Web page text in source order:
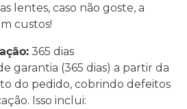
lentes, caso não goste, a
custos!
365 dias
garantia (365 dias) a partir da
do pedido, cobrindo defeitos
Isso inclui: